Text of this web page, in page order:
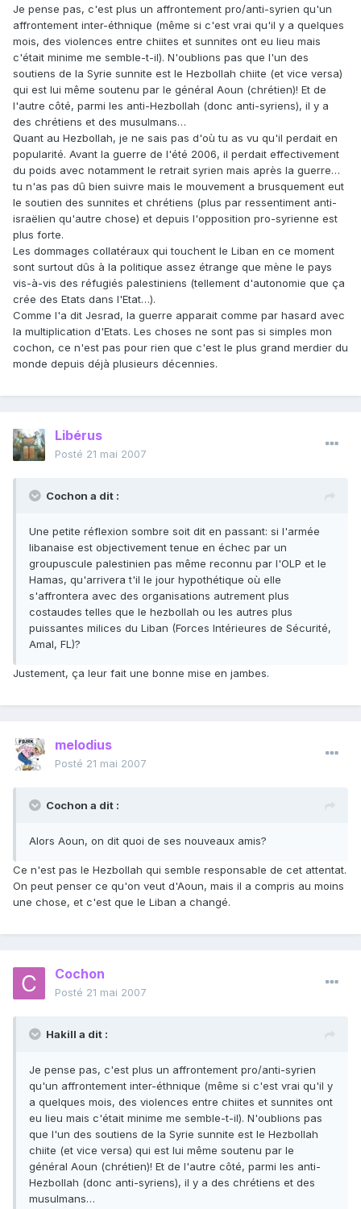
Je pense pas, c'est plus un affrontement pro/anti-syrien qu'un
affrontement inter-éthnique (même si c'est vrai qu'il y a quelques
mois, des violences entre chiites et sunnites ont eu lieu mais
c'était minime me semble-t-il). N'oublions pas que l'un des
soutiens de la Syrie sunnite est le Hezbollah chiite (et vice versa)
qui est lui même soutenu par le général Aoun (chrétien)! Et de
l'autre côté, parmi les anti-Hezbollah (donc anti-syriens), il y a
des chrétiens et des musulmans…
Quant au Hezbollah, je ne sais pas d'où tu as vu qu'il perdait en
popularité. Avant la guerre de l'été 2006, il perdait effectivement
du poids avec notamment le retrait syrien mais après la guerre…
tu n'as pas dû bien suivre mais le mouvement a brusquement eut
le soutien des sunnites et chrétiens (plus par ressentiment anti-
israëlien qu'autre chose) et depuis l'opposition pro-syrienne est
plus forte.
Les dommages collatéraux qui touchent le Liban en ce moment
sont surtout dûs à la politique assez étrange que mène le pays
vis-à-vis des réfugiés palestiniens (tellement d'autonomie que ça
crée des Etats dans l'Etat…).
Comme l'a dit Jesrad, la guerre apparait comme par hasard avec
la multiplication d'Etats. Les choses ne sont pas si simples mon
cochon, ce n'est pas pour rien que c'est le plus grand merdier du
monde depuis déjà plusieurs décennies.
Libérus
Posté 21 mai 2007
Cochon a dit :
Une petite réflexion sombre soit dit en passant: si l'armée
libanaise est objectivement tenue en échec par un
groupuscule palestinien pas même reconnu par l'OLP et le
Hamas, qu'arrivera t'il le jour hypothétique où elle
s'affrontera avec des organisations autrement plus
costaudes telles que le hezbollah ou les autres plus
puissantes milices du Liban (Forces Intérieures de Sécurité,
Amal, FL)?
Justement, ça leur fait une bonne mise en jambes.
melodius
Posté 21 mai 2007
Cochon a dit :
Alors Aoun, on dit quoi de ses nouveaux amis?
Ce n'est pas le Hezbollah qui semble responsable de cet attentat.
On peut penser ce qu'on veut d'Aoun, mais il a compris au moins
une chose, et c'est que le Liban a changé.
Cochon
Posté 21 mai 2007
Hakill a dit :
Je pense pas, c'est plus un affrontement pro/anti-syrien
qu'un affrontement inter-éthnique (même si c'est vrai qu'il y
a quelques mois, des violences entre chiites et sunnites ont
eu lieu mais c'était minime me semble-t-il). N'oublions pas
que l'un des soutiens de la Syrie sunnite est le Hezbollah
chiite (et vice versa) qui est lui même soutenu par le
général Aoun (chrétien)! Et de l'autre côté, parmi les anti-
Hezbollah (donc anti-syriens), il y a des chrétiens et des
musulmans…